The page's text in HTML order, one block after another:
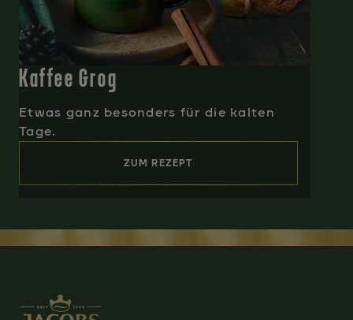
Kaffee Grog
Etwas ganz besonders für die kalten
Tage.
ZUM REZEPT